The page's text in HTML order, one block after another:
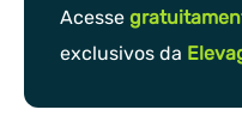
Acesse
exclusivos da